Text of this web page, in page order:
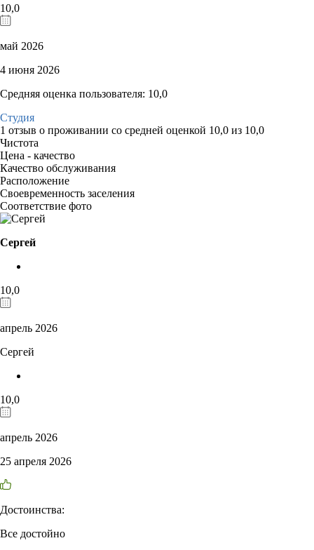
10,0
май 2026
4 июня 2026
Средняя оценка пользователя: 10,0
Студия
1 отзыв о проживании со средней оценкой 10,0 из 10,0
Чистота
Цена - качество
Качество обслуживания
Расположение
Своевременность заселения
Соответствие фото
Сергей
10,0
апрель 2026
Сергей
10,0
апрель 2026
25 апреля 2026
Достоинства:
Все достойно